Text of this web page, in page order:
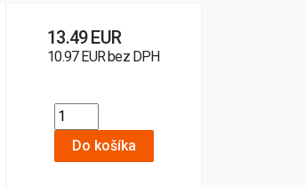
13.49 EUR
10.97 EUR bez DPH
Do košíka